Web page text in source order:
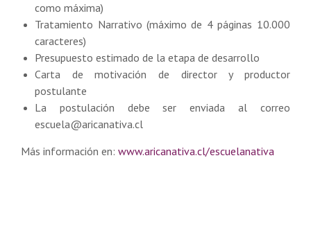
como máxima)
Tratamiento Narrativo (máximo de 4 páginas 10.000
caracteres)
Presupuesto estimado de la etapa de desarrollo
Carta de motivación de director y productor
postulante
La postulación debe ser enviada al correo
escuela@aricanativa.cl
Más información en:www.aricanativa.cl/escuelanativa